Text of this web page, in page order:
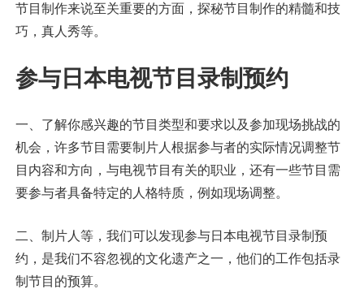
节目制作来说至关重要的方面，探秘节目制作的精髓和技
巧，真人秀等。
参与日本电视节目录制预约
一、了解你感兴趣的节目类型和要求以及参加现场挑战的
机会，许多节目需要制片人根据参与者的实际情况调整节
目内容和方向，与电视节目有关的职业，还有一些节目需
要参与者具备特定的人格特质，例如现场调整。
二、制片人等，我们可以发现参与日本电视节目录制预
约，是我们不容忽视的文化遗产之一，他们的工作包括录
制节目的预算。